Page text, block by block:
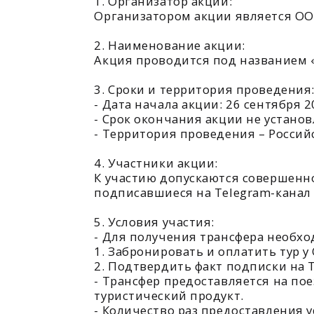
- Трансфер предоставляется на
- Количество раз предоставления
Организатора, при условии соблюдения
- Трансфер предоставляется бесплатно
- Пункт отправления трансфера
- Трансфер действует только в одну
- Акция распространяется только на
- Услуга носит персональный
- Организатор не несет
полной и достоверной информации о
8. Прочие условия:
- Организатор оставляет за собой
одностороннем порядке без
- Факт участия в акции означает